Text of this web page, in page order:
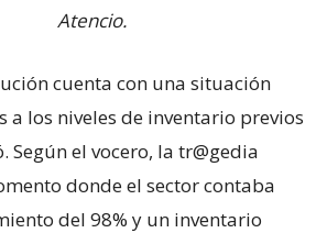
Atencio.
cuenta con una situación
a los niveles de inventario previos
Según el vocero, la tr@gedia
donde el sector contaba
del 98% y un inventario